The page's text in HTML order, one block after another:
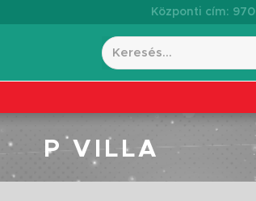
Központi cím:
P VILLA